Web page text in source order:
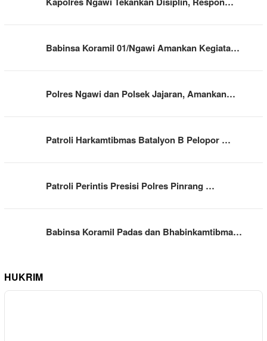
Babinsa Koramil 01/Ngawi Amankan Kegiata…
Polres Ngawi dan Polsek Jajaran, Amankan…
Patroli Harkamtibmas Batalyon B Pelopor …
Patroli Perintis Presisi Polres Pinrang …
Babinsa Koramil Padas dan Bhabinkamtibma…
HUKRIM